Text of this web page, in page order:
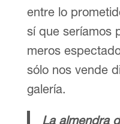
entre lo
sí que seríamos
meros
sólo nos vende
galería.
La almendra